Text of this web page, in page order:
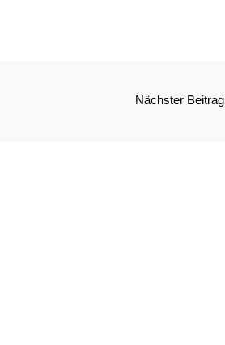
Nächster Beitrag